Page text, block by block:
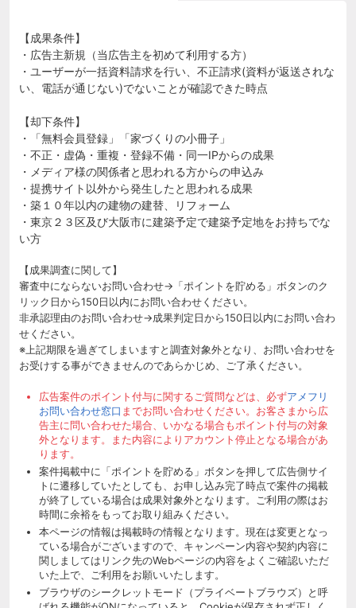
【成果条件】
・広告主新規（当広告主を初めて利用する方）
・ユーザーが一括資料請求を行い、不正請求(資料が返送されな
い、電話が通じない)でないことが確認できた時点
【却下条件】
・「無料会員登録」「家づくりの小冊子」
・不正・虚偽・重複・登録不備・同一IPからの成果
・メディア様の関係者と思われる方からの申込み
・提携サイト以外から発生したと思われる成果
・築１０年以内の建物の建替、リフォーム
・東京２３区及び大阪市に建築予定で建築予定地をお持ちでな
い方
【成果調査に関して】
審査中にならないお問い合わせ→「ポイントを貯める」ボタンのク
リック日から150日以内にお問い合わせください。
非承認理由のお問い合わせ→成果判定日から150日以内にお問い合わ
せください。
※上記期限を過ぎてしまいますと調査対象外となり、お問い合わせを
お受けする事ができませんのであらかじめ、ご了承ください。
広告案件のポイント付与に関するご質問などは、必ずアメフリ
お問い合わせ窓口 までお問い合わせください。お客さまから広
告主に問い合わせた場合、いかなる場合もポイント付与の対象
外となります。また内容によりアカウント停止となる場合があ
ります。
案件掲載中に「ポイントを貯める」ボタンを押して広告側サイ
トに遷移していたとしても、お申し込み完了時点で案件の掲載
が終了している場合は成果対象外となります。ご利用の際はお
時間に余裕をもってお取り組みください。
本ページの情報は掲載時の情報となります。現在は変更となっ
ている場合がございますので、キャンペーン内容や契約内容に
関しましてはリンク先のWebページの内容をよくご確認いただ
いた上で、ご利用をお願いいたします。
ブラウザのシークレットモード（プライベートブラウズ）と呼